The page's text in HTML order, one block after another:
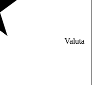
Valuta